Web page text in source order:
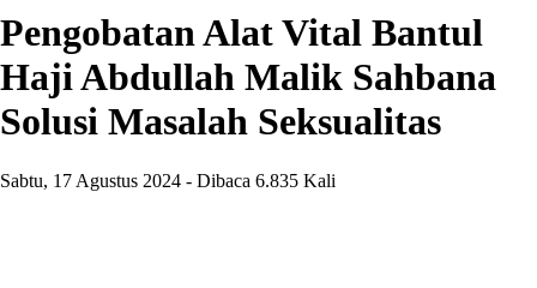
Pengobatan Alat Vital Bantul
Haji Abdullah Malik Sahbana
Solusi Masalah Seksualitas
Sabtu, 17 Agustus 2024 - Dibaca 6.835 Kali